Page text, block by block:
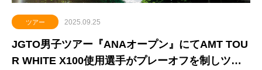
ツアー 2025.09.25
JGTO男子ツアー『ANAオープン』にてAMT TOU
R WHITE X100使用選手がプレーオフを制しツア